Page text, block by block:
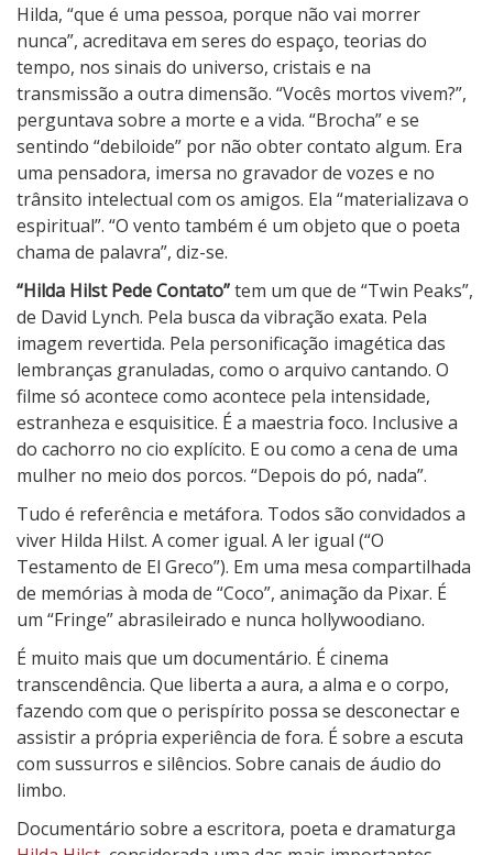
Hilda, “que é uma pessoa, porque não vai morrer
nunca”, acreditava em seres do espaço, teorias do
tempo, nos sinais do universo, cristais e na
transmissão a outra dimensão. “Vocês mortos vivem?”,
perguntava sobre a morte e a vida. “Brocha” e se
sentindo “debiloide” por não obter contato algum. Era
uma pensadora, imersa no gravador de vozes e no
trânsito intelectual com os amigos. Ela “materializava o
espiritual”. “O vento também é um objeto que o poeta
chama de palavra”, diz-se.
“Hilda Hilst Pede Contato”tem um que de “Twin Peaks”,
de David Lynch. Pela busca da vibração exata. Pela
imagem revertida. Pela personificação imagética das
lembranças granuladas, como o arquivo cantando. O
filme só acontece como acontece pela intensidade,
estranheza e esquisitice. É a maestria foco. Inclusive a
do cachorro no cio explícito. E ou como a cena de uma
mulher no meio dos porcos. “Depois do pó, nada”.
Tudo é referência e metáfora. Todos são convidados a
viver Hilda Hilst. A comer igual. A ler igual (“O
Testamento de El Greco”). Em uma mesa compartilhada
de memórias à moda de “Coco”, animação da Pixar. É
um “Fringe” abrasileirado e nunca hollywoodiano.
É muito mais que um documentário. É cinema
transcendência. Que liberta a aura, a alma e o corpo,
fazendo com que o perispírito possa se desconectar e
assistir a própria experiência de fora. É sobre a escuta
com sussurros e silêncios. Sobre canais de áudio do
limbo.
Documentário sobre a escritora, poeta e dramaturga